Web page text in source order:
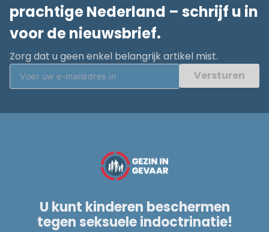
prachtige Nederland – schrijf u in
voor de nieuwsbrief.
Zorg dat u geen enkel belangrijk artikel mist.
Versturen
U kunt kinderen beschermen
tegen seksuele indoctrinatie!